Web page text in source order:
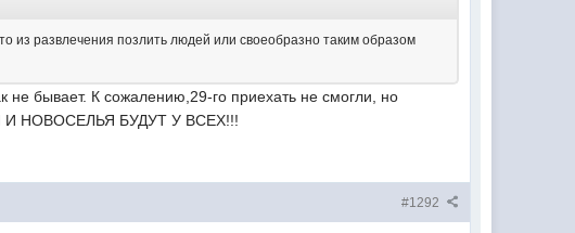
из развлечения позлить людей или своеобразно таким образом
бывает. К сожалению,29-го приехать не смогли, но
И НОВОСЕЛЬЯ БУДУТ У ВСЕХ!!!
#1292